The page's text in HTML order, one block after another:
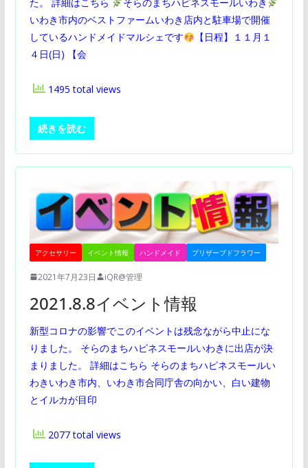
た。 詳細はこちら
そらのまちハピネスモールいわき
いわき市内のベストファームいわき店内と駐車場で開催
しているハンドメイドマルシェです
【日程】１１月１
４日(日) 【会
1495 total views
続きを読む
アクセサリー イベント情報 ハンドメイド プリザーブドフラワー
2021年7月23日 iQR@管理
2021.8.8イベント情報
新型コロナの影響でこのイベントは残念ながら中止にな
りました。 そらのまちハピネスモールいわきに出店が決
まりました。 詳細はこちら そらのまちハピネスモールい
わきいわき市内、いわき市合同庁舎の向かい、白い建物
とイルカが目印
2077 total views